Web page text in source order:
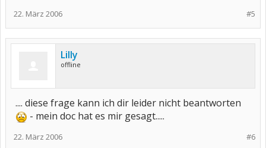
#5
22. März 2006
Lilly
offline
.... diese frage kann ich dir leider nicht beantworten
- mein doc hat es mir gesagt.....
#6
22. März 2006